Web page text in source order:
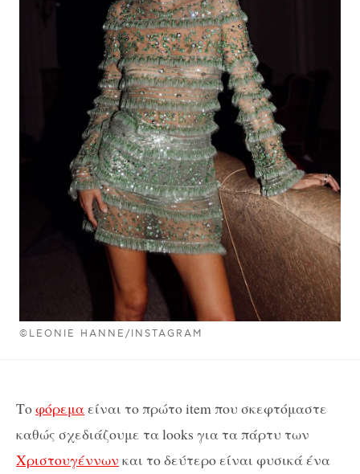
©LEONIE HANNE/INSTAGRAM
Τοφόρεμαείναι το πρώτο item που σκεφτόμαστε
καθώς σχεδιάζουμε τα looks για τα πάρτυ των
Χριστουγέννων και το δεύτερο είναι φυσικά ένα